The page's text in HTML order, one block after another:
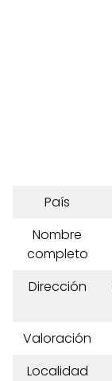
País
Nombre
completo
Dirección
Valoración
Localidad